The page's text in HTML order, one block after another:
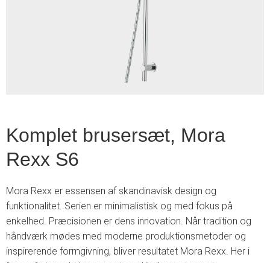
Komplet brusersæt, Mora
Rexx S6
Mora Rexx er essensen af skandinavisk design og
funktionalitet. Serien er minimalistisk og med fokus på
enkelhed. Præcisionen er dens innovation. Når tradition og
håndværk mødes med moderne produktionsmetoder og
inspirerende formgivning, bliver resultatet Mora Rexx. Her i